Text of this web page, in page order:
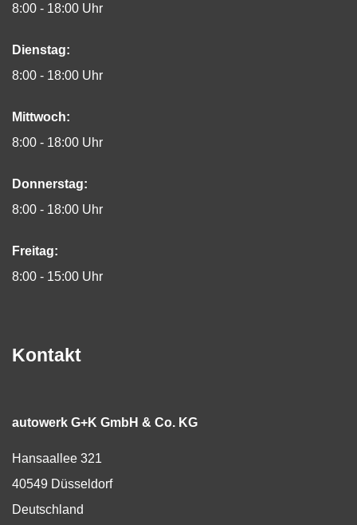
8:00 - 18:00 Uhr
Dienstag:
8:00 - 18:00 Uhr
Mittwoch:
8:00 - 18:00 Uhr
Donnerstag:
8:00 - 18:00 Uhr
Freitag:
8:00 - 15:00 Uhr
Kontakt
autowerk G+K GmbH & Co. KG
Hansaallee 321
40549 Düsseldorf
Deutschland